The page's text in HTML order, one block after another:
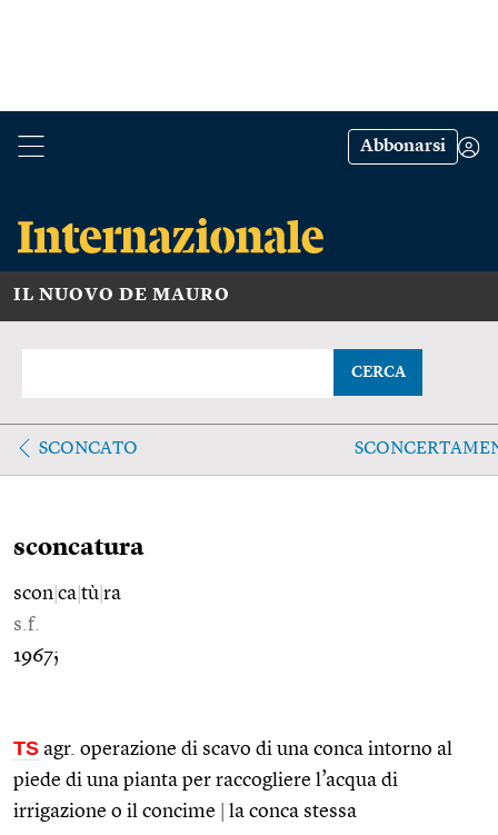
Abbonarsi
IL NUOVO DE MAURO
CERCA
SCONCATO
sconcatura
scon ca tù ra
s.f.
1967;
TS agr. operazione di scavo di una conca intorno al
piede di una pianta per raccogliere l’acqua di
irrigazione o il concime
la conca stessa